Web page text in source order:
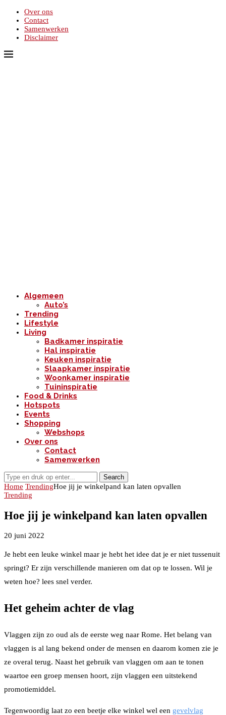
Over ons
Contact
Samenwerken
Disclaimer
Algemeen
Auto’s
Trending
Lifestyle
Living
Badkamer inspiratie
Hal inspiratie
Keuken inspiratie
Slaapkamer inspiratie
Woonkamer inspiratie
Tuininspiratie
Food & Drinks
Hotspots
Events
Shopping
Webshops
Over ons
Contact
Samenwerken
Search
Home TrendingHoe jij je winkelpand kan laten opvallen
Trending
Hoe jij je winkelpand kan laten opvallen
20 juni 2022
Je hebt een leuke winkel maar je hebt het idee dat je er niet tussenuit
springt? Er zijn verschillende manieren om dat op te lossen. Wil je
weten hoe? lees snel verder.
Het geheim achter de vlag
Vlaggen zijn zo oud als de eerste weg naar Rome. Het belang van
vlaggen is al lang bekend onder de mensen en daarom komen zie je
ze overal terug. Naast het gebruik van vlaggen om aan te tonen
waartoe een groep mensen hoort, zijn vlaggen een uitstekend
promotiemiddel.
Tegenwoordig laat zo een beetje elke winkel wel een gevelvlag